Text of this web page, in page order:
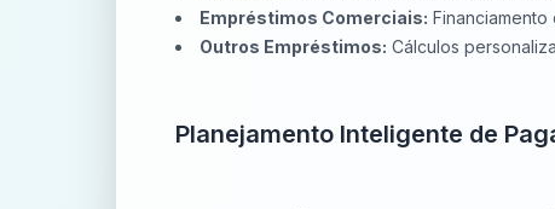
Empréstimos Comerciais:
Outros Empréstimos: Cálculos
Planejamento Inteligente de